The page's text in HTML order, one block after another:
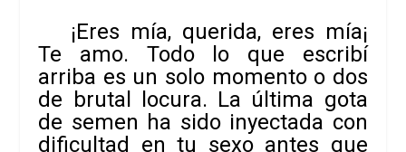
¡Eres mía, que­rida, eres mía¡
Te amo. Todo lo que escribí
arriba es un solo momento o dos
de bru­tal locura. La última gota
de semen ha sido inyec­tada con
difi­cul­tad en tu sexo antes que